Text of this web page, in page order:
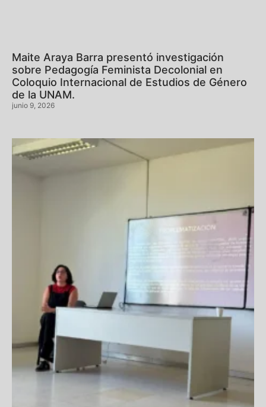
Maite Araya Barra presentó investigación
sobre Pedagogía Feminista Decolonial en
Coloquio Internacional de Estudios de Género
de la UNAM.
junio 9, 2026